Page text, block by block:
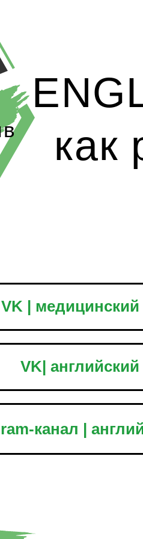
как
VK | медицинский
VK|
канал |